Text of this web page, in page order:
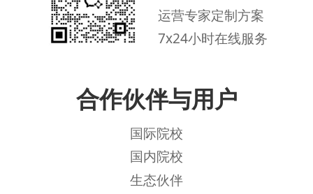
运营专家定制方案
7x24小时在线服务
合作伙伴与用户
国际院校
国内院校
生态伙伴